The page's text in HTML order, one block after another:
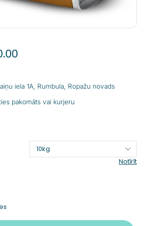
iela 1A, Rumbula, Ropažu novads
pakomāts vai kurjeru
Notīrīt